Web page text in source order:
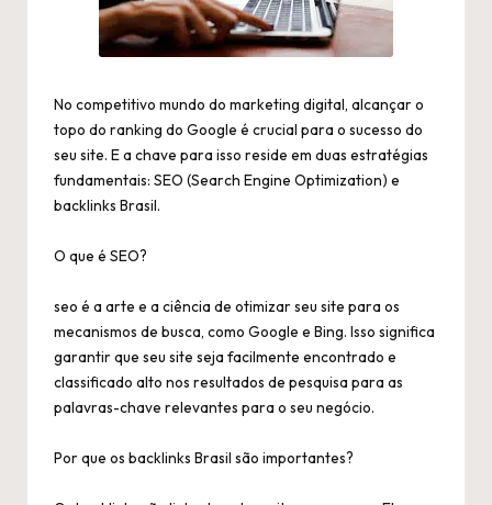
No competitivo mundo do marketing digital, alcançar o
topo do ranking do Google é crucial para o sucesso do
seu site. E a chave para isso reside em duas estratégias
fundamentais: SEO (Search Engine Optimization) e
backlinks Brasil.
O que é SEO?
seo é a arte e a ciência de otimizar seu site para os
mecanismos de busca, como Google e Bing. Isso significa
garantir que seu site seja facilmente encontrado e
classificado alto nos resultados de pesquisa para as
palavras-chave relevantes para o seu negócio.
Por que os backlinks Brasil são importantes?